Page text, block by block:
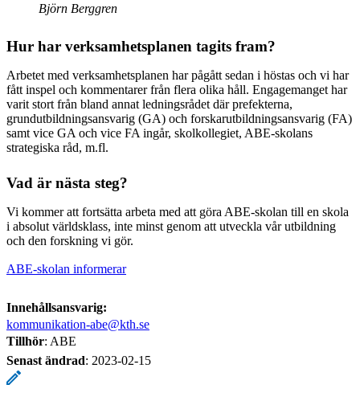
Björn Berggren
Hur har verksamhetsplanen tagits fram?
Arbetet med verksamhetsplanen har pågått sedan i höstas och vi har
fått inspel och kommentarer från flera olika håll. Engagemanget har
varit stort från bland annat ledningsrådet där prefekterna,
grundutbildningsansvarig (GA) och forskarutbildningsansvarig (FA)
samt vice GA och vice FA ingår, skolkollegiet, ABE-skolans
strategiska råd, m.fl.
Vad är nästa steg?
Vi kommer att fortsätta arbeta med att göra ABE-skolan till en skola
i absolut världsklass, inte minst genom att utveckla vår utbildning
och den forskning vi gör.
ABE-skolan informerar
Innehållsansvarig:
kommunikation-abe@kth.se
Tillhör: ABE
Senast ändrad: 2023-02-15